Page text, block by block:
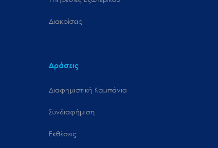
Διακρίσεις
Δράσεις
Διαφημιστική Καμπάνια
Συνδιαφήμιση
Εκθέσεις